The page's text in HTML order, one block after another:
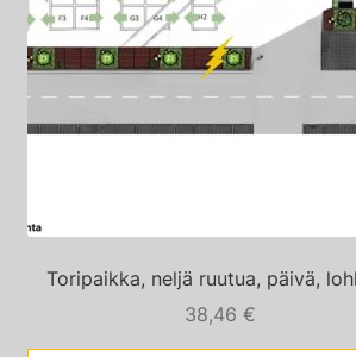
Toripaikka, neljä ruutua, päivä,
38,46 €